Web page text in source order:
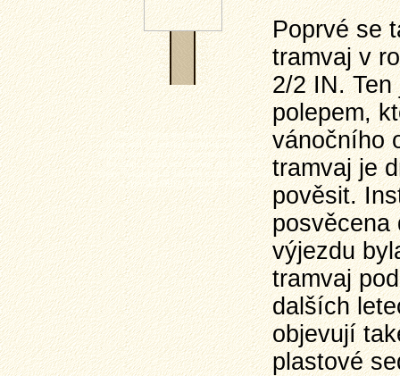
Plzeňské tramvaje - aktuální události a
zajímavosti z plzeňského tramvajové provozu,
popisy typů vozů a zejména mnoho aktuálních
fotografií plzeňských tramvají (nechybí ani
výluky, vykolejení či povodně a další zajímavotsi
z plzeňské MHD). Tramvaj - Plzeň.
Poprvé se
tramvaj v
2/2 IN.
polepem,
vánočního
tramvaj je
pověsit.
posvěcena
výjezdu
tramvaj
dalších
objevují
plastové